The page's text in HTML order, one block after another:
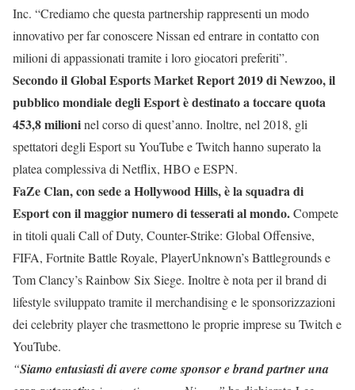
Inc. “Crediamo che questa partnership rappresenti un modo
innovativo per far conoscere Nissan ed entrare in contatto con
milioni di appassionati tramite i loro giocatori preferiti”.
Secondo il Global Esports Market Report 2019 di Newzoo, il
pubblico mondiale degli Esport è destinato a toccare quota
453,8 milioninel corso di quest’anno. Inoltre, nel 2018, gli
spettatori degli Esport su YouTube e Twitch hanno superato la
platea complessiva di Netflix, HBO e ESPN.
FaZe Clan, con sede a Hollywood Hills, è la squadra di
Esport con il maggior numero di tesserati al mondo.Compete
in titoli quali Call of Duty, Counter-Strike: Global Offensive,
FIFA, Fortnite Battle Royale, PlayerUnknown’s Battlegrounds e
Tom Clancy’s Rainbow Six Siege. Inoltre è nota per il brand di
lifestyle sviluppato tramite il merchandising e le sponsorizzazioni
dei celebrity player che trasmettono le proprie imprese su Twitch e
YouTube.
“Siamo entusiasti di avere come sponsor e brand partner una